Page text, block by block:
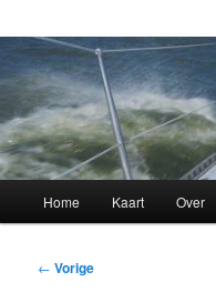
Home Kaart Over
Bericht
← Vorige